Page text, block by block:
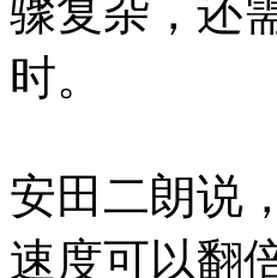
骤复杂，还
时。
安田二朗说
速度可以翻